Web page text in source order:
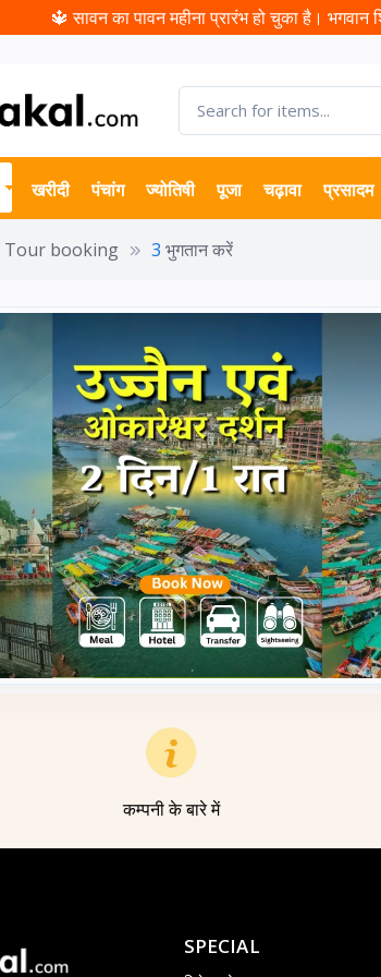
🔱 सावन का पावन महीना प्रारंभ हो चुका है।
खरीदी पंचांग ज्योतिषी पूजा चढ़ावा प्रसादम
Tour booking 3 भुगतान करें
कम्पनी के बारे में
SPECIAL